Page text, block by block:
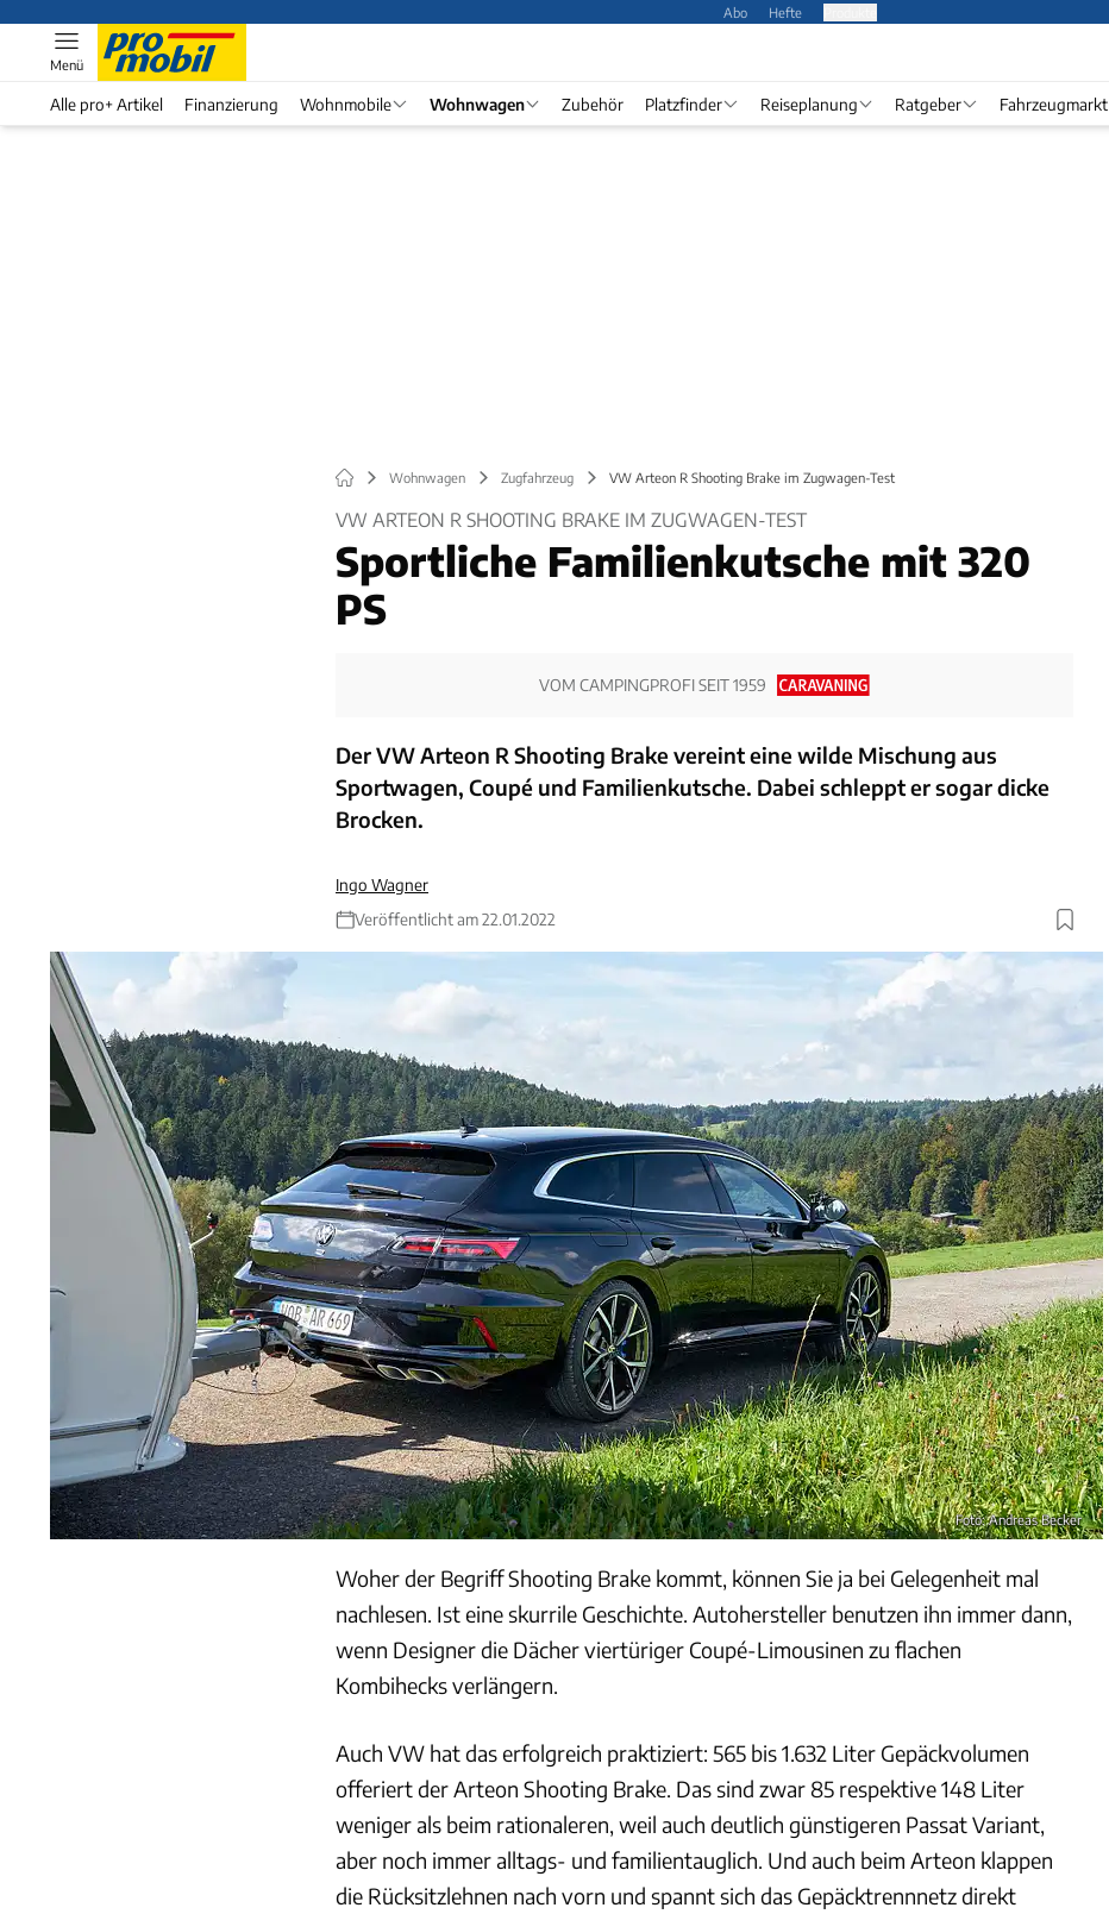
Abo Hefte
Menü
Alle pro+ Artikel Finanzierung Wohnmobile Wohnwagen Zubehör Platzfinder Reiseplanung Ratgeber Fahrzeugmarkt
Wohnwagen Zugfahrzeug VW Arteon R Shooting Brake im Zugwagen-Test
VW ARTEON R SHOOTING BRAKE IM ZUGWAGEN-TEST
Sportliche Familienkutsche mit 320
PS
VOM CAMPINGPROFI SEIT 1959
Der VW Arteon R Shooting Brake vereint eine wilde Mischung aus
Sportwagen, Coupé und Familienkutsche. Dabei schleppt er sogar dicke
Brocken.
Ingo Wagner
Veröffentlicht am 22.01.2022
Foto: Andreas Becker
Woher der Begriff Shooting Brake kommt, können Sie ja bei Gelegenheit mal
nachlesen. Ist eine skurrile Geschichte. Autohersteller benutzen ihn immer dann,
wenn Designer die Dächer viertüriger Coupé-Limousinen zu flachen
Kombihecks verlängern.
Auch VW hat das erfolgreich praktiziert: 565 bis 1.632 Liter Gepäckvolumen
offeriert der Arteon Shooting Brake. Das sind zwar 85 respektive 148 Liter
weniger als beim rationaleren, weil auch deutlich günstigeren Passat Variant,
aber noch immer alltags- und familientauglich. Und auch beim Arteon klappen
die Rücksitzlehnen nach vorn und spannt sich das Gepäcktrennnetz direkt